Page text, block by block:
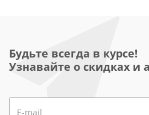
Будьте всегда в курсе!
Узнавайте о скидках и